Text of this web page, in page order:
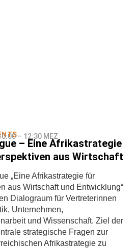
– 12:30 MEZ
– Eine Afrikastrategie
aus Wirtschaft
„Eine Afrikastrategie für
aus Wirtschaft und Entwicklung“
Dialograum für Vertreterinnen
Unternehmen,
und Wissenschaft. Ziel der
strategische Fragen zur
Afrikastrategie zu